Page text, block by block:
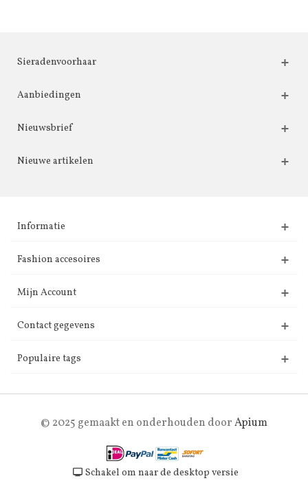
Sieradenvoorhaar
Aanbiedingen
Nieuwsbrief
Nieuwe artikelen
Informatie
Fashion accesoires
Mijn Account
Contact gegevens
Populaire tags
© 2025 gemaakt en onderhouden doorApium
Schakel om naar de desktop versie